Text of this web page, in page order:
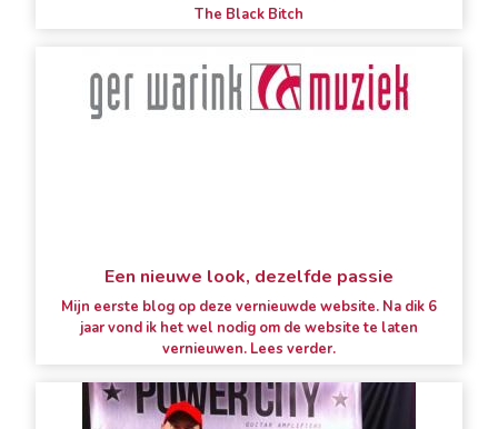
The Black Bitch
Een nieuwe look, dezelfde passie
Mijn eerste blog op deze vernieuwde website. Na dik 6
jaar vond ik het wel nodig om de website te laten
vernieuwen. Lees verder.